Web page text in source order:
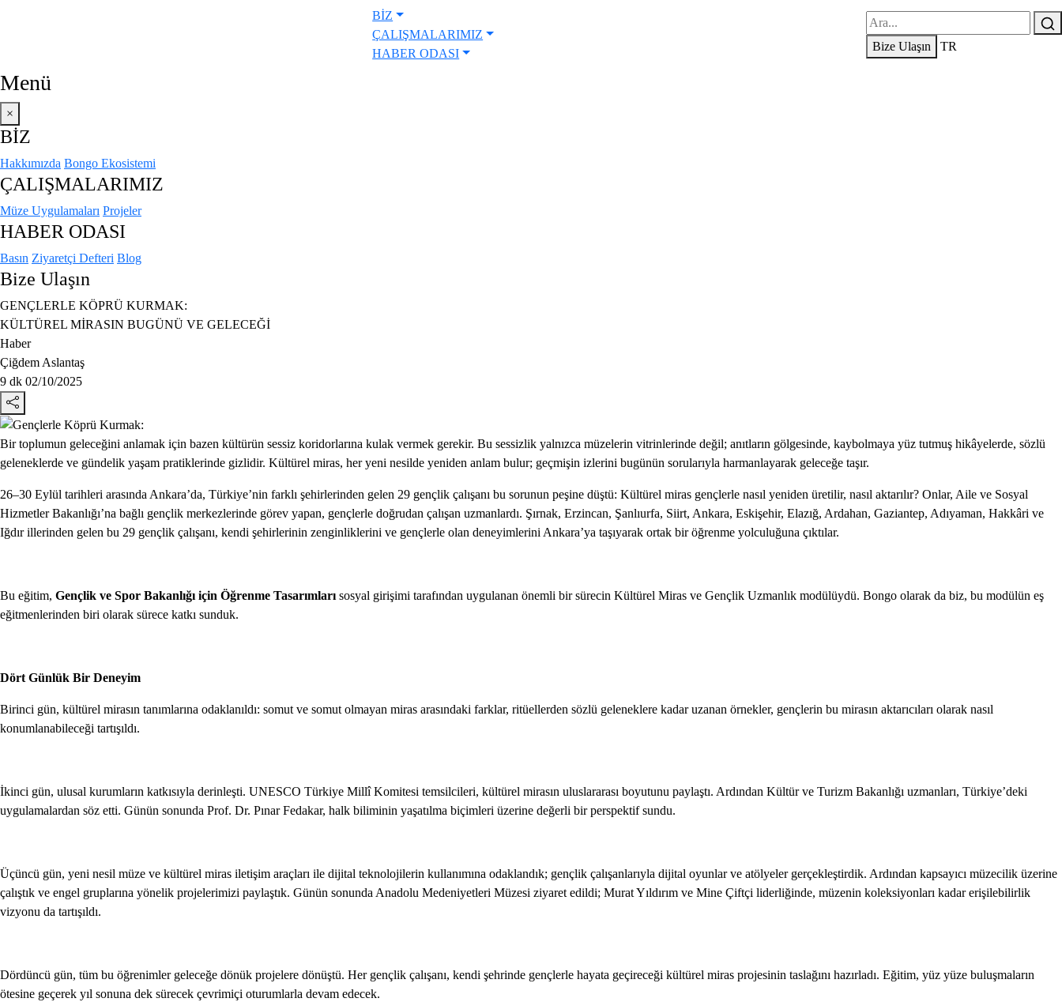
BİZ
ÇALIŞMALARIMIZ
HABER ODASI
Bize Ulaşın TR
Menü
×
BİZ
Hakkımızda Bongo Ekosistemi
ÇALIŞMALARIMIZ
Müze Uygulamaları Projeler
HABER ODASI
Basın Ziyaretçi Defteri Blog
Bize Ulaşın
GENÇLERLE KÖPRÜ KURMAK:
KÜLTÜREL MIRASIN BUGÜNÜ VE GELECEĞI
Haber
Çiğdem Aslantaş
9 dk 02/10/2025
Bir toplumun geleceğini anlamak için bazen kültürün sessiz koridorlarına kulak vermek gerekir. Bu sessizlik yalnızca müzelerin vitrinlerinde değil; anıtların gölgesinde, kaybolmaya yüz tutmuş hikâyelerde, sözlü
geleneklerde ve gündelik yaşam pratiklerinde gizlidir. Kültürel miras, her yeni nesilde yeniden anlam bulur; geçmişin izlerini bugünün sorularıyla harmanlayarak geleceğe taşır.
26–30 Eylül tarihleri arasında Ankara’da, Türkiye’nin farklı şehirlerinden gelen 29 gençlik çalışanı bu sorunun peşine düştü: Kültürel miras gençlerle nasıl yeniden üretilir, nasıl aktarılır? Onlar, Aile ve Sosyal
Hizmetler Bakanlığı’na bağlı gençlik merkezlerinde görev yapan, gençlerle doğrudan çalışan uzmanlardı. Şırnak, Erzincan, Şanlıurfa, Siirt, Ankara, Eskişehir, Elazığ, Ardahan, Gaziantep, Adıyaman, Hakkâri ve
Iğdır illerinden gelen bu 29 gençlik çalışanı, kendi şehirlerinin zenginliklerini ve gençlerle olan deneyimlerini Ankara’ya taşıyarak ortak bir öğrenme yolculuğuna çıktılar.
Bu eğitim, Gençlik ve Spor Bakanlığı için Öğrenme Tasarımları sosyal girişimi tarafından uygulanan önemli bir sürecin Kültürel Miras ve Gençlik Uzmanlık modülüydü. Bongo olarak da biz, bu modülün eş
eğitmenlerinden biri olarak sürece katkı sunduk.
Dört Günlük Bir Deneyim
Birinci gün, kültürel mirasın tanımlarına odaklanıldı: somut ve somut olmayan miras arasındaki farklar, ritüellerden sözlü geleneklere kadar uzanan örnekler, gençlerin bu mirasın aktarıcıları olarak nasıl
konumlanabileceği tartışıldı.
İkinci gün, ulusal kurumların katkısıyla derinleşti. UNESCO Türkiye Millî Komitesi temsilcileri, kültürel mirasın uluslararası boyutunu paylaştı. Ardından Kültür ve Turizm Bakanlığı uzmanları, Türkiye’deki
uygulamalardan söz etti. Günün sonunda Prof. Dr. Pınar Fedakar, halk biliminin yaşatılma biçimleri üzerine değerli bir perspektif sundu.
Üçüncü gün, yeni nesil müze ve kültürel miras iletişim araçları ile dijital teknolojilerin kullanımına odaklandık; gençlik çalışanlarıyla dijital oyunlar ve atölyeler gerçekleştirdik. Ardından kapsayıcı müzecilik üzerine
çalıştık ve engel gruplarına yönelik projelerimizi paylaştık. Günün sonunda Anadolu Medeniyetleri Müzesi ziyaret edildi; Murat Yıldırım ve Mine Çiftçi liderliğinde, müzenin koleksiyonları kadar erişilebilirlik
vizyonu da tartışıldı.
Dördüncü gün, tüm bu öğrenimler geleceğe dönük projelere dönüştü. Her gençlik çalışanı, kendi şehrinde gençlerle hayata geçireceği kültürel miras projesinin taslağını hazırladı. Eğitim, yüz yüze buluşmaların
ötesine geçerek yıl sonuna dek sürecek çevrimiçi oturumlarla devam edecek.